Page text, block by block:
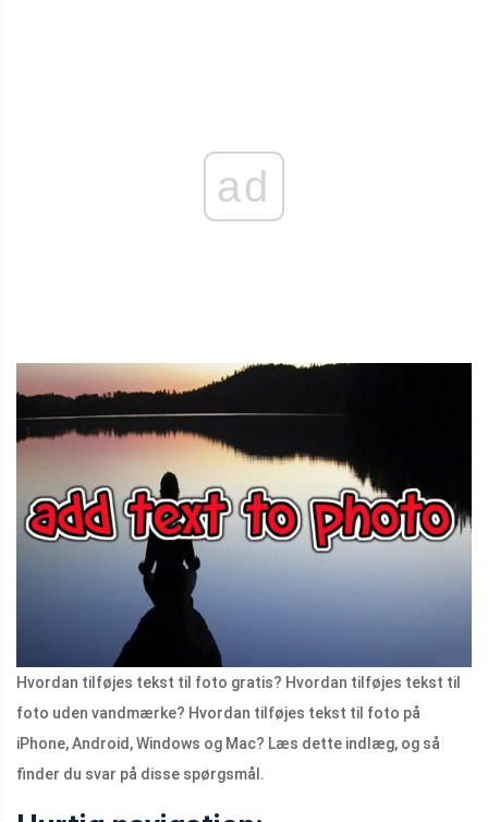
ad
Hvordan tilføjes tekst til foto gratis? Hvordan tilføjes tekst til
foto uden vandmærke? Hvordan tilføjes tekst til foto på
iPhone, Android, Windows og Mac? Læs dette indlæg, og så
finder du svar på disse spørgsmål.